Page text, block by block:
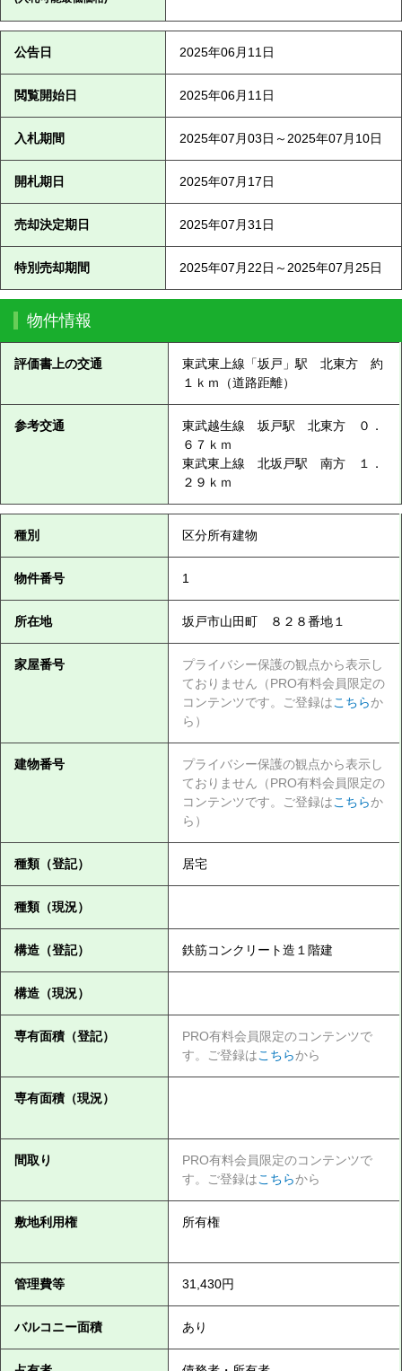
公告日 2025年06月11日
閲覧開始日 2025年06月11日
入札期間 2025年07月03日～2025年07月10日
開札期日 2025年07月17日
売却決定期日 2025年07月31日
特別売却期間 2025年07月22日～2025年07月25日
物件情報
評価書上の交通
東武東上線「坂戸」駅 北東方 約
１ｋｍ（道路距離）
参考交通
東武越生線 坂戸駅 北東方 ０．
６７ｋｍ
東武東上線 北坂戸駅 南方 １．
２９ｋｍ
種別 区分所有建物
物件番号 1
所在地 坂戸市山田町 ８２８番地１
家屋番号
プライバシー保護の観点から表示し
ておりません（PRO有料会員限定の
コンテンツです。ご登録はこちらか
ら）
建物番号
プライバシー保護の観点から表示し
ておりません（PRO有料会員限定の
コンテンツです。ご登録はこちらか
ら）
種類（登記） 居宅
種類（現況）
構造（登記） 鉄筋コンクリート造１階建
構造（現況）
専有面積（登記）
PRO有料会員限定のコンテンツで
す。ご登録はこちらから
専有面積（現況）
間取り
PRO有料会員限定のコンテンツで
す。ご登録はこちらから
敷地利用権 所有権
管理費等 31,430円
バルコニー面積 あり